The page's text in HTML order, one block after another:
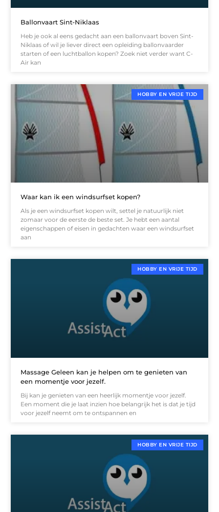
Ballonvaart Sint-Niklaas
Heb je ook al eens gedacht aan een ballonvaart boven Sint-
Niklaas of wil je liever direct een opleiding ballonvaarder
starten of een luchtballon kopen? Zoek niet verder want C-
Air kan
HOBBY EN VRIJE TIJD
Waar kan ik een windsurfset kopen?
Als je een windsurfset kopen wilt, settel je natuurlijk niet
zomaar voor de eerste de beste set. Je hebt een aantal
eigenschappen of eisen in gedachten waar een windsurfset
aan
HOBBY EN VRIJE TIJD
Massage Geleen kan je helpen om te genieten van
een momentje voor jezelf.
Bij kan je genieten van een heerlijk momentje voor jezelf.
Een moment die je laat inzien hoe belangrijk het is dat je tijd
voor jezelf neemt om te ontspannen en
HOBBY EN VRIJE TIJD